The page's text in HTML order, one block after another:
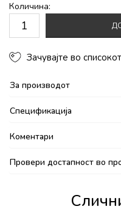
Количина:
Зачувајте во
За производот
Спецификација
Коментари
Провери достапност во